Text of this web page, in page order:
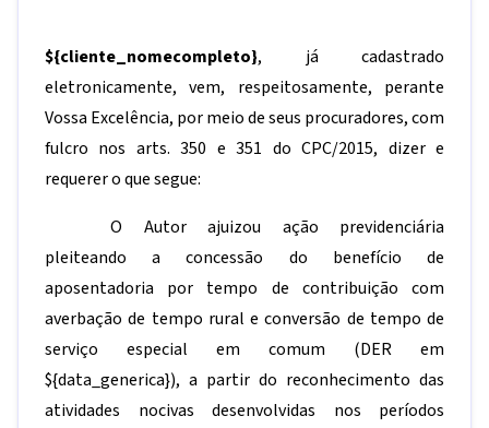
${cliente_nomecompleto}, já cadastrado
eletronicamente, vem, respeitosamente, perante
Vossa Excelência, por meio de seus procuradores, com
fulcro nos arts. 350 e 351 do CPC/2015, dizer e
requerer o que segue:
O Autor ajuizou ação previdenciária
pleiteando a concessão do benefício de
aposentadoria por tempo de contribuição com
averbação de tempo rural e conversão de tempo de
serviço especial em comum (DER em
${data_generica}), a partir do reconhecimento das
atividades nocivas desenvolvidas nos períodos